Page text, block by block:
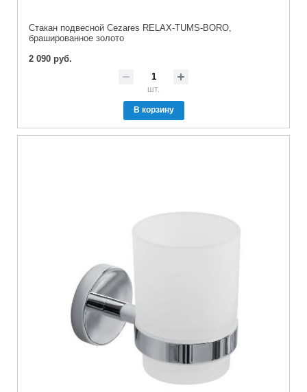
Стакан подвесной Cezares RELAX-TUMS-BORO,
брашированное золото
2 090 руб.
шт.
В корзину